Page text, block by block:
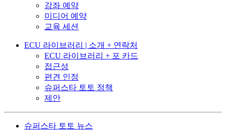
강좌 예약
미디어 예약
교육 세션
ECU 라이브러리 | 소개 + 연락처
ECU 라이브러리 + 포 카드
접근성
편견 인정
슈퍼스타 토토 정책
제안
슈퍼스타 토토 뉴스